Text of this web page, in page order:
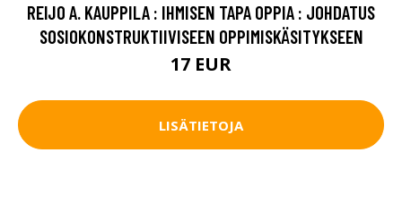
REIJO A. KAUPPILA : IHMISEN TAPA OPPIA : JOHDATUS
SOSIOKONSTRUKTIIVISEEN OPPIMISKÄSITYKSEEN
17 EUR
LISÄTIETOJA